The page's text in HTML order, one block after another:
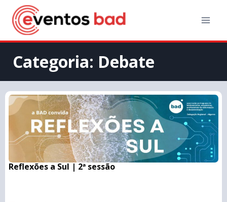
Categoria: Debate
Reflexões a Sul | 2ª sessão